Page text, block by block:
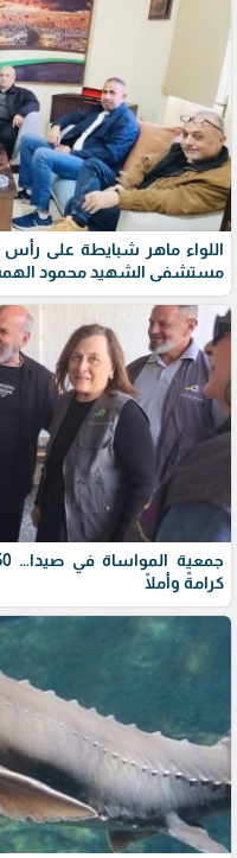
اللواء ماهر شبايطة على
مستشفى الشهيد محمود
كرامةً وأملًا